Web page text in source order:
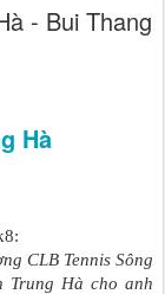
- Bui Thang
Hà
CLB Tennis Sông
Trung Hà cho anh